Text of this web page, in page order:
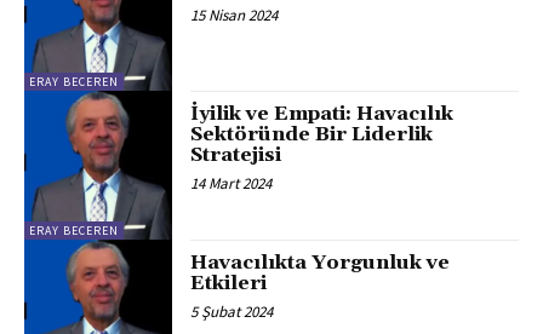
ERAY BECEREN
15 Nisan 2024
ERAY BECEREN
İyilik ve Empati: Havacılık
Sektöründe Bir Liderlik
Stratejisi
14 Mart 2024
Havacılıkta Yorgunluk ve
Etkileri
5 Şubat 2024